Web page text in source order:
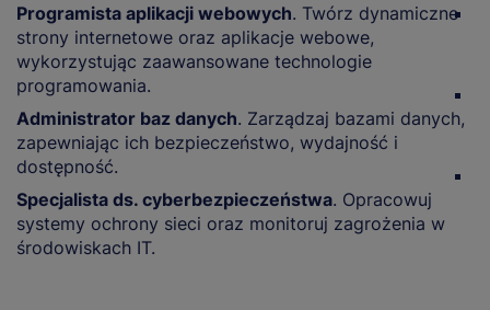
Programista aplikacji webowych. Twórz dynamiczne
strony internetowe oraz aplikacje webowe,
wykorzystując zaawansowane technologie
programowania.
Administrator baz danych. Zarządzaj bazami danych,
zapewniając ich bezpieczeństwo, wydajność i
dostępność.
Specjalista ds. cyberbezpieczeństwa. Opracowuj
systemy ochrony sieci oraz monitoruj zagrożenia w
środowiskach IT.